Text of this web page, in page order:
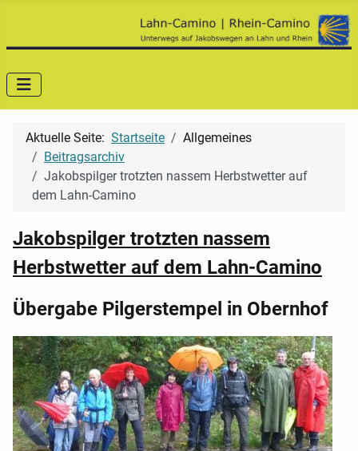
Aktuelle Seite: Startseite
Allgemeines
Beitragsarchiv
Jakobspilger trotzten nassem Herbstwetter auf
dem Lahn-Camino
Jakobspilger trotzten nassem
Herbstwetter auf dem Lahn-Camino
Übergabe Pilgerstempel in Obernhof